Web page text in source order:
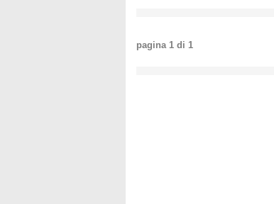
pagina 1 di 1